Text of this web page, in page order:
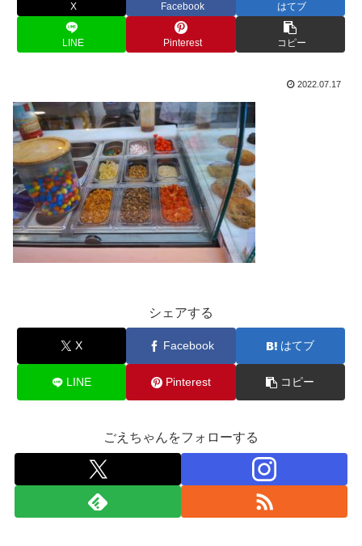
X Facebook はてブ
LINE Pinterest コピー
2022.07.17
シェアする
X Facebook はてブ
LINE Pinterest コピー
ごえちゃんをフォローする